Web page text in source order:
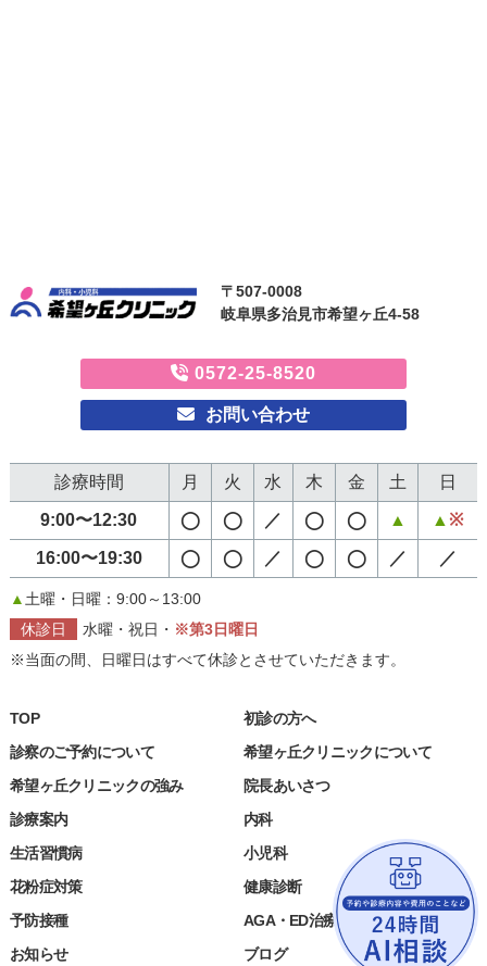
〒507-0008
岐阜県多治見市希望ヶ丘4-58
0572-25-8520
お問い合わせ
診療時間 月 火 水 木 金 土 日
9:00〜12:30 ◯ ◯ ／ ◯ ◯ ▲ ▲※
16:00〜19:30 ◯ ◯ ／ ◯ ◯ ／ ／
▲ 土曜・日曜：9:00～13:00
休診日
水曜・祝日・ ※第3日曜日
※当面の間、日曜日はすべて休診とさせていただきます。
TOP
初診の方へ
診察のご予約について
希望ヶ丘クリニックについて
希望ヶ丘クリニックの強み
院長あいさつ
診療案内
内科
生活習慣病
小児科
花粉症対策
健康診断
予防接種
AGA・ED治療
お知らせ
ブログ